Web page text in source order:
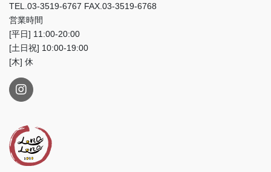
TEL.03-3519-6767 FAX.03-3519-6768
営業時間
[平日] 11:00-20:00
[土日祝] 10:00-19:00
[木] 休